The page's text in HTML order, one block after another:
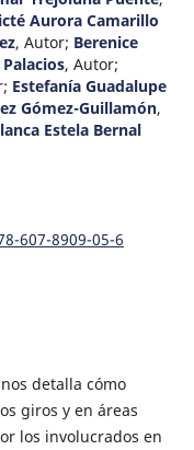
Aurora Camarillo
, Autor; Berenice
, Autor;
; Estefanía Guadalupe
Gómez-Guillamón,
Estela Bernal
607-8909-05-6
detalla cómo
giros y en áreas
los involucrados en